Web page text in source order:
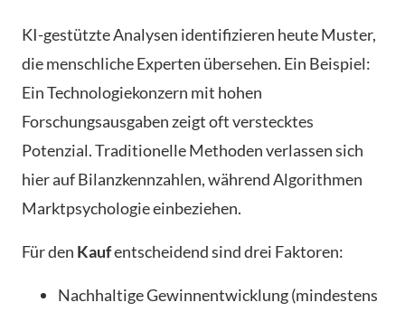
KI-gestützte Analysen identifizieren heute Muster,
die menschliche Experten übersehen. Ein Beispiel:
Ein Technologiekonzern mit hohen
Forschungsausgaben zeigt oft verstecktes
Potenzial. Traditionelle Methoden verlassen sich
hier auf Bilanzkennzahlen, während Algorithmen
Marktpsychologie einbeziehen.
Für den Kaufentscheidend sind drei Faktoren:
Nachhaltige Gewinnentwicklung (mindestens